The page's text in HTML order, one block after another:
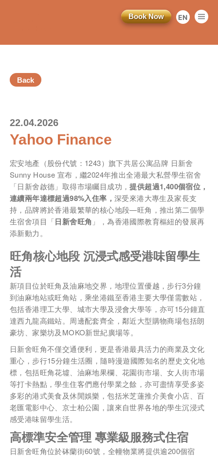
訂閱電子報
*為必填項目
稱謂
小姐
女士
姓*
名*
身份
简
EN
Book Now
Back
22.04.2026
Yahoo Finance
宏安地產（股份代號：1243）旗下共居公寓品牌 日新舍
Sunny House 宣布，繼2024年推出全港最大私營學生宿舍
「日新舍啟德」取得市場矚目成功，提供超過1,400個宿位，
連續兩年達標超過98%入住率，深受來港大專生及家長支
持，品牌將於香港最繁華的核心地段—旺角，推出第二個學
生宿舍項目「日新舍旺角 」，為香港國際教育樞紐的發展再
添新動力。
旺角核心地段 沉浸式感受港味留學生
活
新項目位於旺角及油麻地交界，地理位置優越，步行3分鐘
到油麻地站或旺角站，乘坐港鐵至香港主要大學僅需數站，
包括香港理工大學、城市大學及浸會大學等，亦可15分鐘直
達西九龍高鐵站。周邊配套齊全，鄰近大型購物商場包括朗
豪坊、家樂坊及MOKO新世紀廣場等。
日新舍旺角不僅交通便利，更是香港最具活力的商業及文化
重心，步行15分鐘生活圈，隨時漫遊國際知名的歷史文化地
標，包括旺角花墟、油麻地果欄、花園街市場、女人街市場
等打卡熱點，學生住客們應付學業之餘，亦可盡情享受多姿
多彩的港式美食及休閒娛樂，包括米芝蓮推介美食小店、百
老匯電影中心、京士柏公園，讓來自世界各地的學生沉浸式
感受港味留學生活。
高標準安全管理 專業級服務式住宿
日新舍旺角位於砵蘭街60號，全幢物業將提供逾200個宿